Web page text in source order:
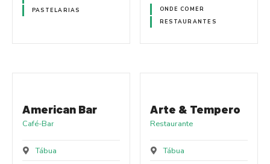
PASTELARIAS
ONDE COMER
RESTAURANTES
American Bar
Café-Bar
Tábua
Arte & Tempero
Restaurante
Tábua